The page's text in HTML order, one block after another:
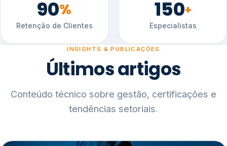
90%
Retenção de Clientes
150+
Especialistas
INSIGHTS & PUBLICAÇÕES
Últimos artigos
Conteúdo técnico sobre gestão, certificações e
tendências setoriais.